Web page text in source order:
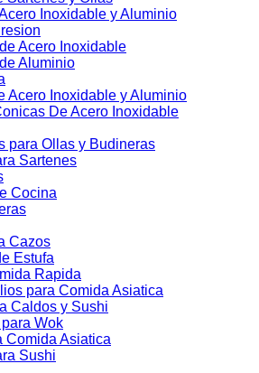
Inoxidable y Aluminio
Acero Inoxidable
Aluminio
Acero Inoxidable y Aluminio
De Acero Inoxidable
para Ollas y Budineras
Sartenes
Cocina
Cazos
Estufa
Rapida
para Comida Asiatica
Caldos y Sushi
Wok
Comida Asiatica
Sushi